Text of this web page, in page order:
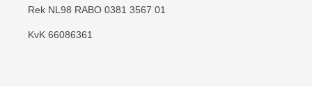
Rek NL98 RABO 0381 3567 01
KvK 66086361